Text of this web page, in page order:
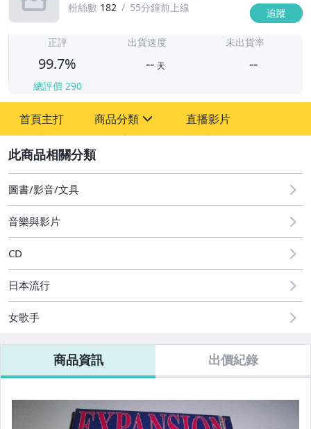
粉絲數 182 55分鐘前上線 追蹤
正評
99.7%
總評價 290
出貨速度
-- 天
未出貨率
--
首頁主打 商品分類
圖書/影音/文具
直播影片
圖書/影音/文具
音樂與影片
CD
日本流行
女歌手
商品資訊 出價紀錄